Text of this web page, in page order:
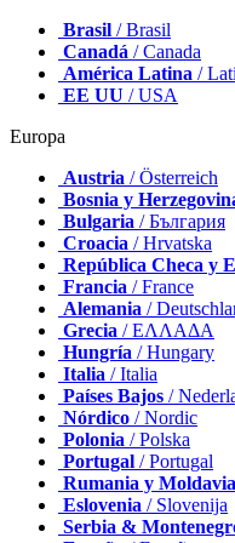
Brasil / Brasil
Canadá / Canada
América Latina /
EE UU / USA
Europa
Austria / Österreich
Bosnia y
Bulgaria / България
Croacia / Hrvatska
República Checa y
Francia / France
Alemania /
Grecia / ΕΛΛΑΔΑ
Hungría / Hungary
Italia / Italia
Países Bajos /
Nórdico / Nordic
Polonia / Polska
Portugal / Portugal
Rumania y Moldavia
Eslovenia / Slovenija
Serbia &